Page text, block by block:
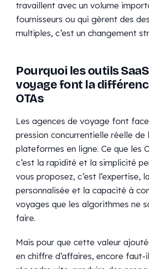
travaillent avec un volume
fournisseurs ou qui gèrent des
multiples, c’est un changement
Pourquoi les outils
voyage font la
OTAs
Les agences de voyage font
pression concurrentielle réelle de
plateformes en ligne. Ce que les
c’est la rapidité et la simplicité
vous proposez, c’est l’expertise,
personnalisée et la capacité à
voyages que les algorithmes ne
faire.
Mais pour que cette valeur
en chiffre d’affaires, encore faut-